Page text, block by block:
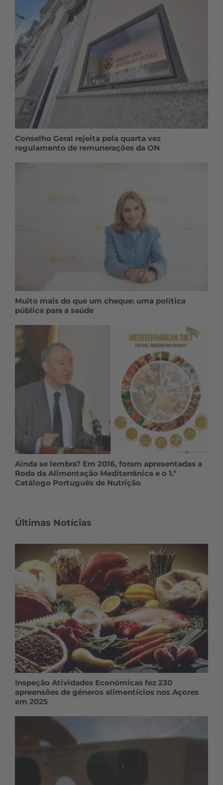
Conselho Geral rejeita pela quarta vez
regulamento de remunerações da ON
Muito mais do que um cheque: uma política
pública para a saúde
Ainda se lembra? Em 2016, foram apresentadas a
Roda da Alimentação Mediterrânica e o 1.º
Catálogo Português de Nutrição
Últimas Notícias
Inspeção Atividades Económicas fez 230
apreensões de géneros alimentícios nos Açores
em 2025